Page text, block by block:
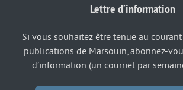
Lettre d’information
Si vous souhaitez être tenue au
publications de Marsouin, abonnez-
d’information (un courriel par